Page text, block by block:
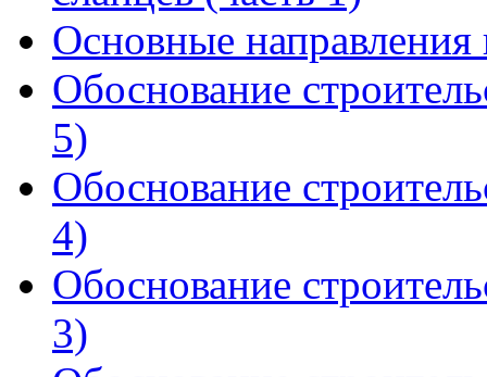
Основные
Обоснование
5)
Обоснование
4)
Обоснование
3)